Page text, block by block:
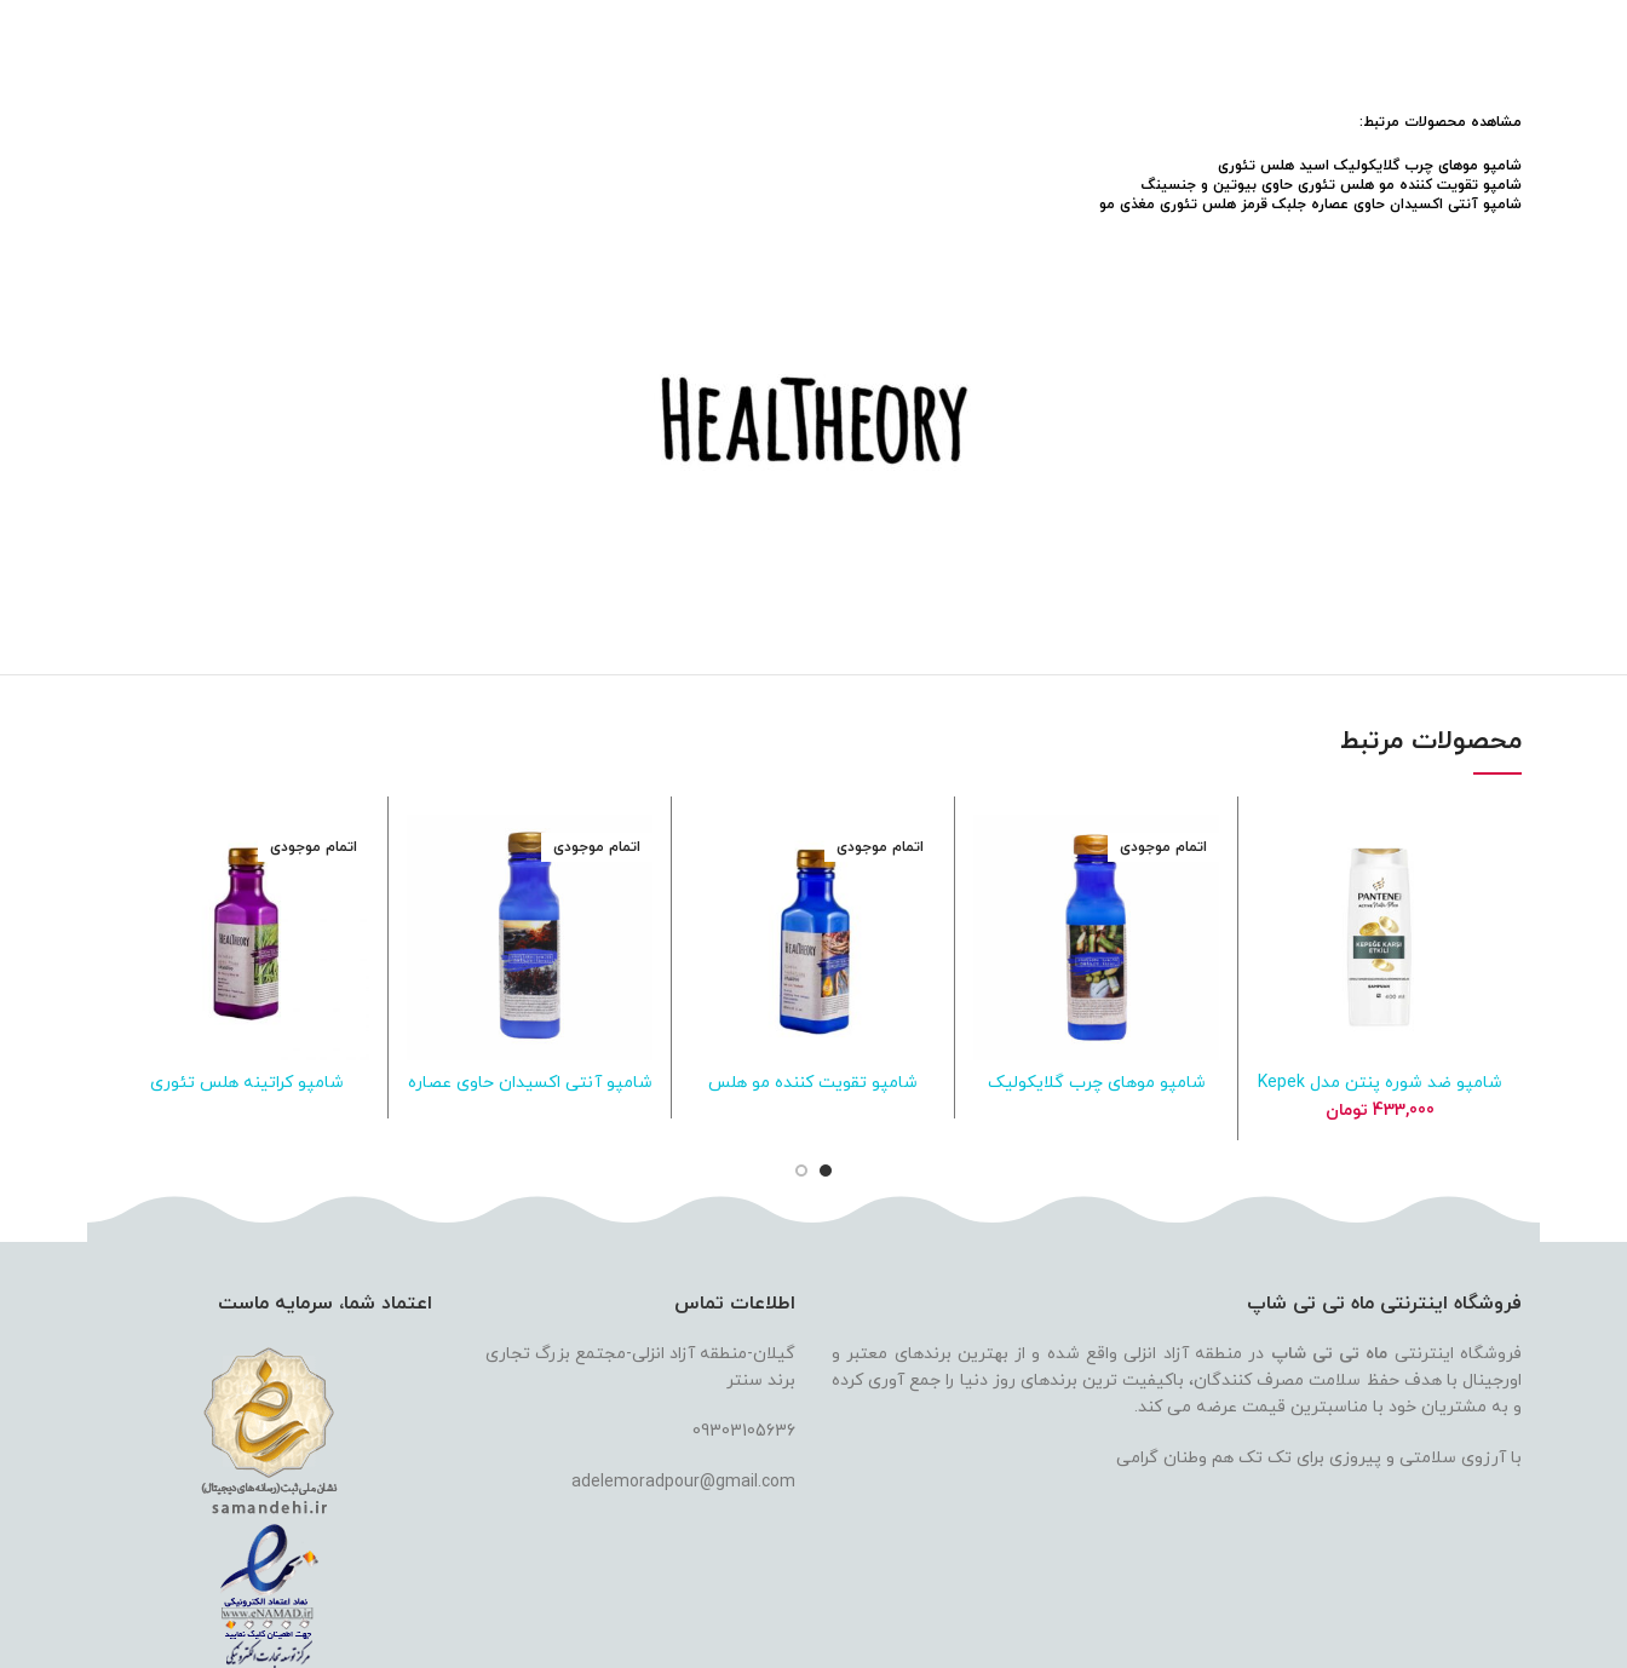
مشاهده محصولات مرتبط:
شامپو موهای چرب گلایکولیک اسید هلس تئوری
شامپو تقویت کننده مو هلس تئوری حاوی بیوتین و جنسینگ
شامپو آنتی اکسیدان حاوی عصاره جلبک قرمز هلس تئوری مغذی مو
محصولات مرتبط
افزودن به سبد خرید شامپو ضد شوره پنتن مدل Kepek
Karşıtı حجم ۴۰۰ میل
433,000 تومان
اتمام موجودی
اطلاعات بیشتر
شامپو موهای چرب گلایکولیک
اتمام موجودی
اطلاعات بیشتر
شامپو تقویت کننده مو هلس
اتمام موجودی
اطلاعات بیشتر
شامپو آنتی اکسیدان حاوی عصاره
اتمام موجودی
اطلاعات بیشتر
شامپو کراتینه هلس تئوری
فروشگاه اینترنتی ماه تی تی شاپ
فروشگاه اینترنتی ماه تی تی شاپ در منطقه آزاد انزلی واقع شده و از بهترین برندهای معتبر و
اورجینال با هدف حفظ سلامت مصرف کنندگان، باکیفیت ترین برندهای روز دنیا را جمع آوری کرده
و به مشتریان خود با مناسبترین قیمت عرضه می کند.
با آرزوی سلامتی و پیروزی برای تک تک هم وطنان گرامی
اطلاعات تماس
گیلان-منطقه آزاد انزلی-مجتمع بزرگ تجاری
برند سنتر
09303105636
adelemoradpour@gmail.com
اعتماد شما، سرمایه ماست